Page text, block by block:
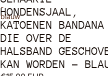
-
blauw
HONDENSJAAL,
KATOENEN BANDANA
DIE OVER DE
HALSBAND
KAN WORDEN -